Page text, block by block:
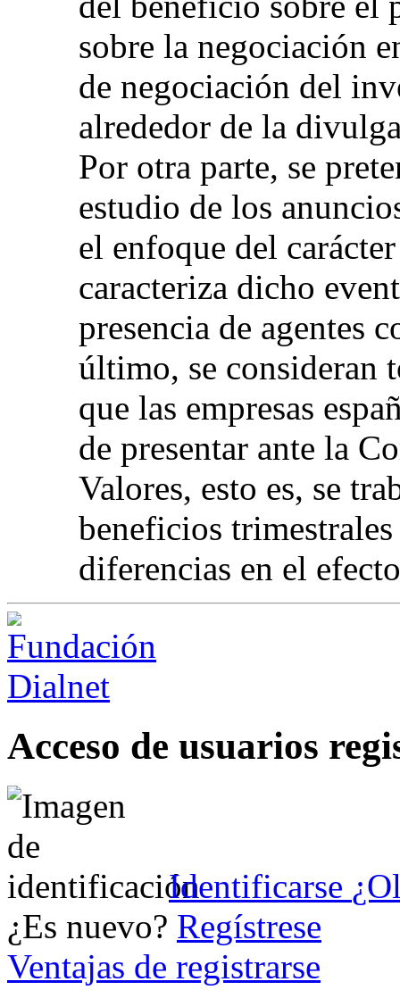
sobre la negociación
de negociación del
alrededor de la
Por otra parte, se
estudio de los
el enfoque del
caracteriza dicho
presencia de agentes
último, se consideran
que las empresas
de presentar ante la
Valores, esto es, se
beneficios
diferencias en el
Acceso de usuarios
Identificarse
¿Es nuevo? Regístrese
Ventajas de registrarse